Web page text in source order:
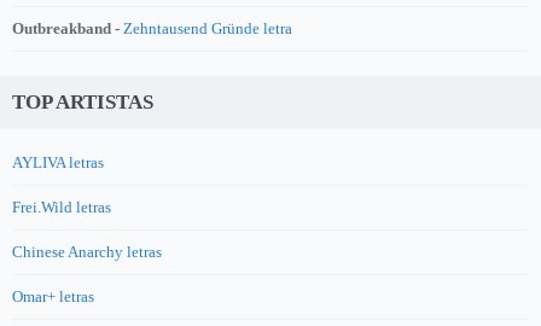
Outbreakband - Zehntausend Gründe letra
TOP ARTISTAS
AYLIVA letras
Frei.Wild letras
Chinese Anarchy letras
Omar+ letras